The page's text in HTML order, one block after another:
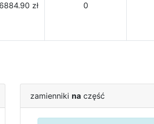
6884.90 zł 0
zamienniki na część